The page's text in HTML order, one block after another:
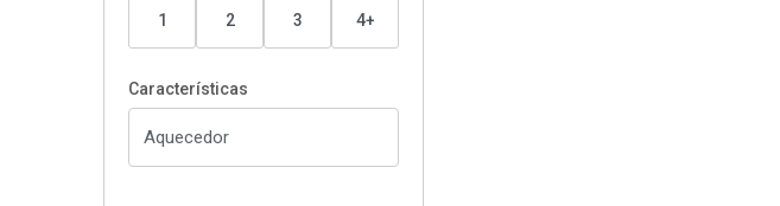
1 2 3 4+
Características